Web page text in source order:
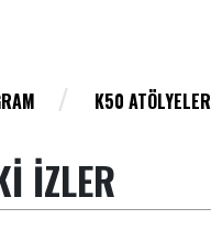
K50 ATÖLYELER
İZLER